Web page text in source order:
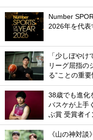
Number
2026年を代表
「少しぼや
リーグ屈指の
る”ことの重要
38歳でも進化
バスケが上手
ぶ賞 受賞者イ
《山の神対